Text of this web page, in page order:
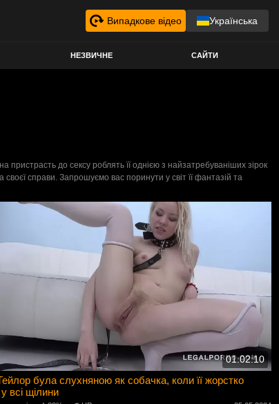
Випадкове відео Українська
НЕЗВИЧНЕ САЙТИ
пристрасть до сексу роблять її однією з найзатребуваніших зірок
справи. Запрошуємо вас поринути у світ її фантазій та
01:02:10
була слухняною як собачка, коли її жорстко
всі щілини